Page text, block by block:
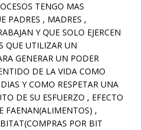
TENGO MAS
PADRES , MADRES ,
Y QUE SOLO EJERCEN
QUE UTILIZAR UN
GENERAR UN PODER
DE LA VIDA COMO
Y COMO RESPETAR UNA
DE SU ESFUERZO , EFECTO
FAENAN(ALIMENTOS) ,
POR BIT